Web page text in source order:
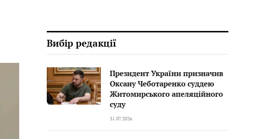
Вибір редакції
Президент України призначив
Оксану Чеботаренко суддею
Житомирського апеляційного
суду
31.07.2026